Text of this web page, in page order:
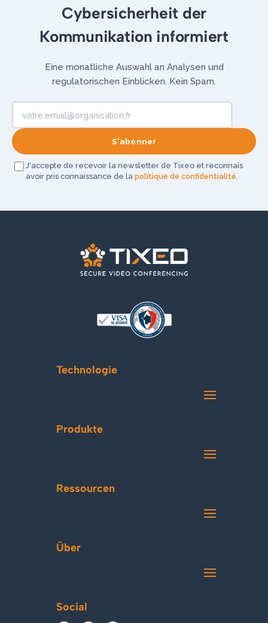
Cybersicherheit der
Kommunikation informiert
Eine monatliche Auswahl an Analysen und
regulatorischen Einblicken. Kein Spam.
J'accepte de recevoir la newsletter de Tixeo et reconnais
avoir pris connaissance de la politique de confidentialité.
Technologie
Produkte
Ressourcen
Über
Social